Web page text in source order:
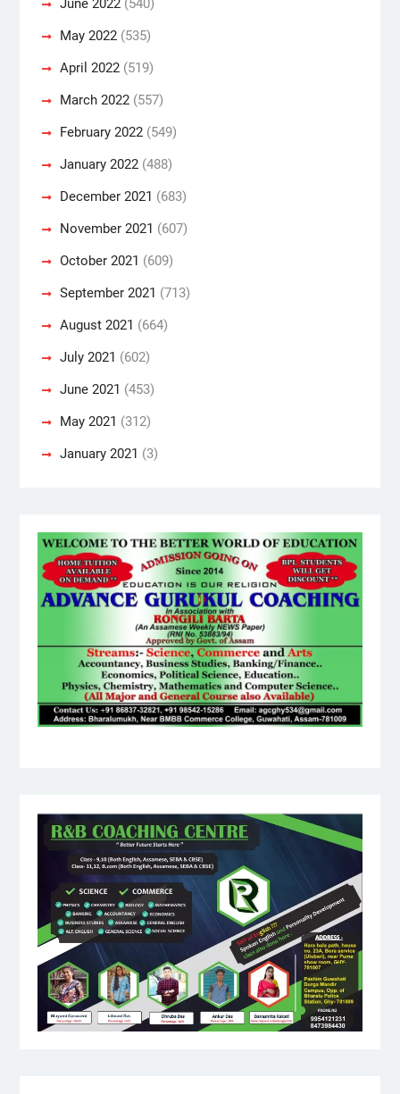
May 2022(535)
April 2022(519)
March 2022(557)
February 2022(549)
January 2022(488)
December 2021 (683)
November 2021 (607)
October 2021 (609)
September 2021 (713)
August 2021 (664)
July 2021 (602)
June 2021 (453)
May 2021 (312)
January 2021 (3)